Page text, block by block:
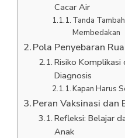
Cacar Air
Tanda
Membedakan
Pola Penyebaran
Risiko
Diagnosis
Kapan Harus
Peran Vaksinasi dan
Refleksi: Belajar
Anak